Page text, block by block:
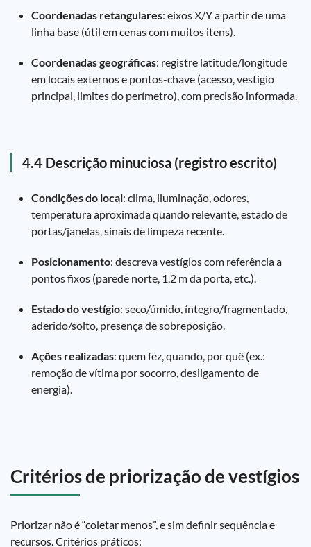
Coordenadas retangulares: eixos X/Y a partir de uma
linha base (útil em cenas com muitos itens).
Coordenadas geográficas: registre latitude/longitude
em locais externos e pontos-chave (acesso, vestígio
principal, limites do perímetro), com precisão informada.
4.4 Descrição minuciosa (registro escrito)
Condições do local: clima, iluminação, odores,
temperatura aproximada quando relevante, estado de
portas/janelas, sinais de limpeza recente.
Posicionamento: descreva vestígios com referência a
pontos fixos (parede norte, 1,2 m da porta, etc.).
Estado do vestígio: seco/úmido, íntegro/fragmentado,
aderido/solto, presença de sobreposição.
Ações realizadas: quem fez, quando, por quê (ex.:
remoção de vítima por socorro, desligamento de
energia).
Critérios de priorização de vestígios
Priorizar não é “coletar menos”, e sim definir sequência e
recursos. Critérios práticos: